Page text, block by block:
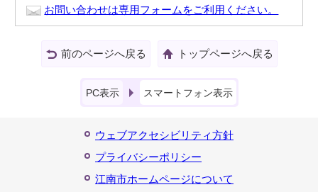
お問い合わせは専用フォームをご利用ください。
前のページへ戻る トップページへ戻る
PC表示 スマートフォン表示
ウェブアクセシビリティ方針
プライバシーポリシー
江南市ホームページについて